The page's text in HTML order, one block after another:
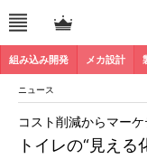
組み込み開発 メカ設計
ニュース
トイレの“見える
コスト削減からマー